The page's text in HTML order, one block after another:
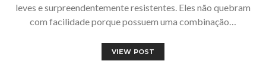
leves e surpreendentemente resistentes. Eles não quebram
com facilidade porque possuem uma combinação…
VIEW POST